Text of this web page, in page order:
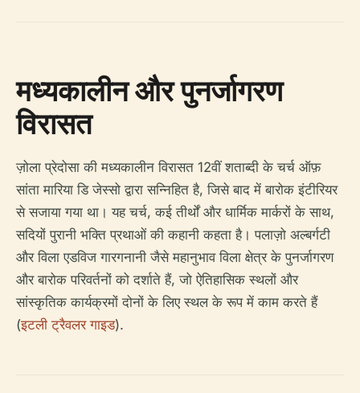
मध्यकालीन और पुनर्जागरण
विरासत
ज़ोला प्रेदोसा की मध्यकालीन विरासत 12वीं शताब्दी के चर्च ऑफ़
सांता मारिया डि जेस्सो द्वारा सन्निहित है, जिसे बाद में बारोक इंटीरियर
से सजाया गया था। यह चर्च, कई तीर्थों और धार्मिक मार्करों के साथ,
सदियों पुरानी भक्ति प्रथाओं की कहानी कहता है। पलाज़ो अल्बर्गटी
और विला एडविज गारगनानी जैसे महानुभाव विला क्षेत्र के पुनर्जागरण
और बारोक परिवर्तनों को दर्शाते हैं, जो ऐतिहासिक स्थलों और
सांस्कृतिक कार्यक्रमों दोनों के लिए स्थल के रूप में काम करते हैं
(इटली ट्रैवलर गाइड).